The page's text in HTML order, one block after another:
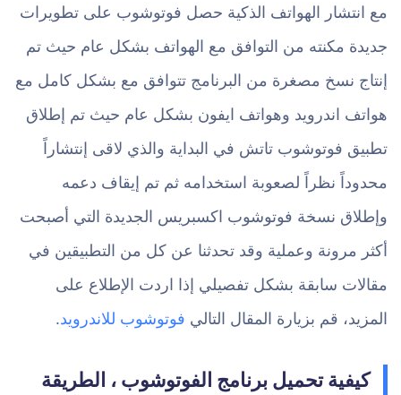
مع انتشار الهواتف الذكية حصل فوتوشوب على تطويرات
جديدة مكنته من التوافق مع الهواتف بشكل عام حيث تم
إنتاج نسخ مصغرة من البرنامج تتوافق مع بشكل كامل مع
هواتف اندرويد وهواتف ايفون بشكل عام حيث تم إطلاق
تطبيق فوتوشوب تاتش في البداية والذي لاقى إنتشاراً
محدوداً نظراً لصعوبة استخدامه ثم تم إيقاف دعمه
وإطلاق نسخة فوتوشوب اكسبريس الجديدة التي أصبحت
أكثر مرونة وعملية وقد تحدثنا عن كل من التطبيقين في
مقالات سابقة بشكل تفصيلي إذا اردت الإطلاع على
المزيد، قم بزيارة المقال التالي فوتوشوب للاندرويد.
كيفية تحميل برنامج الفوتوشوب ، الطريقة